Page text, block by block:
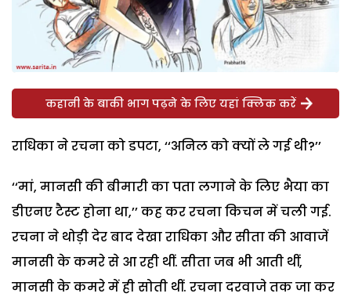
कहानी के बाकी भाग पढ़ने के लिए यहां क्लिक करें
राधिका ने रचना को डपटा, ‘‘अनिल को क्यों ले गई थी?’’
‘‘मां, मानसी की बीमारी का पता लगाने के लिए भैया का
डीएनए टैस्ट होना था,’’ कह कर रचना किचन में चली गई.
रचना ने थोड़ी देर बाद देखा राधिका और सीता की आवाजें
मानसी के कमरे से आ रही थीं. सीता जब भी आती थीं,
मानसी के कमरे में ही सोती थीं. रचना दरवाजे तक जा कर